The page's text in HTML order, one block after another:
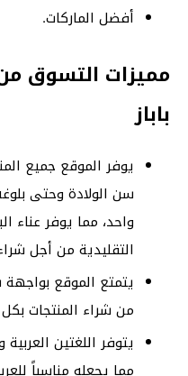
أفضل الماركات.
مميزات التسوق
باباز
يوفر الموقع جميع
واحد، مما يوفر عناء
التقليدية من أجل
يتمتع الموقع
من شراء المنتجات
يتوفر اللغتين
مما يجعله مناسباً